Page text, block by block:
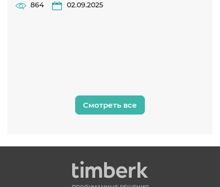
864 02.09.2025
Смотреть все